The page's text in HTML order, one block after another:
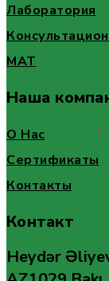
Лаборатория
MAT
Наша
О Нас
Сертификаты
Контакты
Контакт
Heydər